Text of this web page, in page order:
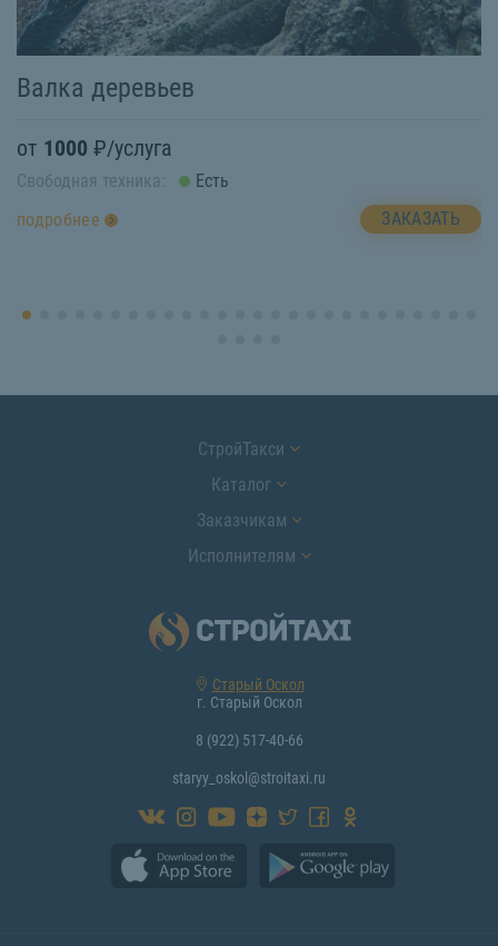
Валка деревьев
от 1000 ₽/услуга
Свободная техника:
Есть
подробнее
ЗАКАЗАТЬ
СтройТакси
Каталог
Заказчикам
Исполнителям
Старый Оскол
г. Старый Оскол
8 (922) 517-40-66
staryy_oskol@stroitaxi.ru